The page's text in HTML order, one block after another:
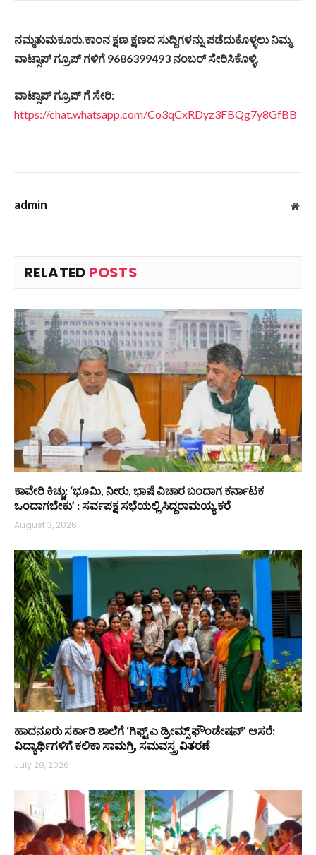
ನಮ್ಮತುಮಕೂರು.ಕಾಂನ ಕ್ಷಣ ಕ್ಷಣದ ಸುದ್ದಿಗಳನ್ನು ಪಡೆದುಕೊಳ್ಳಲು ನಿಮ್ಮ
ವಾಟ್ಸಾಪ್ ಗ್ರೂಪ್ ಗಳಿಗೆ 9686399493 ನಂಬರ್ ಸೇರಿಸಿಕೊಳ್ಳಿ.
ವಾಟ್ಸಾಪ್ ಗ್ರೂಪ್ ಗೆ ಸೇರಿ:
https://chat.whatsapp.com/Co3qCxRDyz3FBQg7y8GfBB
admin
RELATED POSTS
ಕಾವೇರಿ ಕಿಚ್ಚು: ‘ಭೂಮಿ, ನೀರು, ಭಾಷೆ ವಿಚಾರ ಬಂದಾಗ ಕರ್ನಾಟಕ
ಒಂದಾಗಬೇಕು’ : ಸರ್ವಪಕ್ಷ ಸಭೆಯಲ್ಲಿ ಸಿದ್ದರಾಮಯ್ಯ ಕರೆ
August 3, 2026
ಹಾದನೂರು ಸರ್ಕಾರಿ ಶಾಲೆಗೆ ‘ಗಿಫ್ಟ್ ಎ ಡ್ರೀಮ್ಸ್ ಫೌಂಡೇಷನ್’ ಆಸರೆ:
ವಿದ್ಯಾರ್ಥಿಗಳಿಗೆ ಕಲಿಕಾ ಸಾಮಗ್ರಿ, ಸಮವಸ್ತ್ರ ವಿತರಣೆ
July 28, 2026